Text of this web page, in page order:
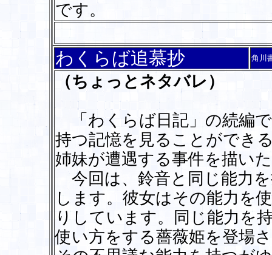
です。
わくらば追慕抄 角川
（ちょっとネタバレ）
「わくらば日記」の続編
持つ記憶を見ることができ
姉妹が遭遇する事件を描い
今回は、鈴音と同じ能力
します。彼女はその能力を
りしています。同じ能力を
使い方をする薔薇姫を登場